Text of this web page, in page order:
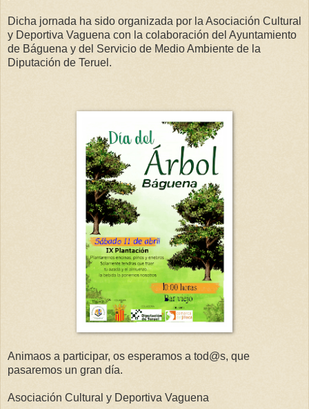
Dicha jornada ha sido organizada por la Asociación Cultural
y Deportiva Vaguena con la colaboración del Ayuntamiento
de Báguena y del Servicio de Medio Ambiente de la
Diputación de Teruel.
Animaos a participar, os esperamos a tod@s, que
pasaremos un gran día.
Asociación Cultural y Deportiva Vaguena